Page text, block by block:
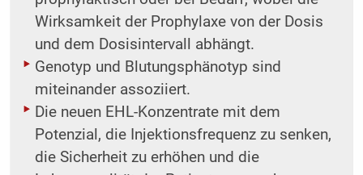
Wirksamkeit der Prophylaxe von der Dosis
und dem Dosisintervall abhängt.
Genotyp und Blutungsphänotyp sind
miteinander assoziiert.
Die neuen EHL-Konzentrate mit dem
Potenzial, die Injektionsfrequenz zu senken,
die Sicherheit zu erhöhen und die